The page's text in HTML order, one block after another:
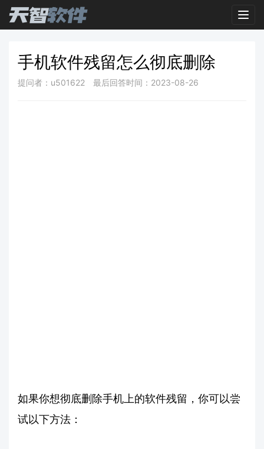
手机软件残留怎么彻底删除
提问者：u501622 最后回答时间：2023-08-26
如果你想彻底删除手机上的软件残留，你可以尝
试以下方法：